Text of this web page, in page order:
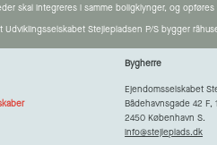
skal integreres i samme boligklynger, og opføres
Stejlepladsen P/S bygger
Bygherre
Ejendomsselskabet
Bådehavnsgade 42 F,
2450 København S.
info@stejleplads.dk